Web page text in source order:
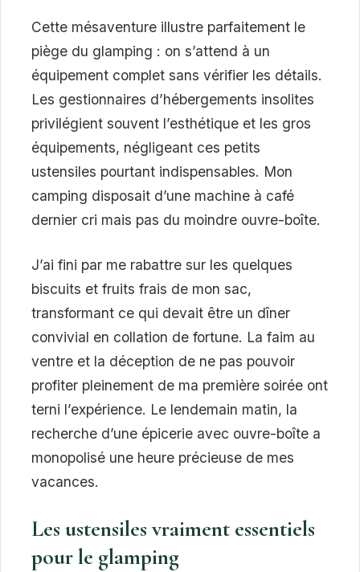
Cette mésaventure illustre parfaitement le
piège du glamping : on s’attend à un
équipement complet sans vérifier les détails.
Les gestionnaires d’hébergements insolites
privilégient souvent l’esthétique et les gros
équipements, négligeant ces petits
ustensiles pourtant indispensables. Mon
camping disposait d’une machine à café
dernier cri mais pas du moindre ouvre-boîte.
J’ai fini par me rabattre sur les quelques
biscuits et fruits frais de mon sac,
transformant ce qui devait être un dîner
convivial en collation de fortune. La faim au
ventre et la déception de ne pas pouvoir
profiter pleinement de ma première soirée ont
terni l’expérience. Le lendemain matin, la
recherche d’une épicerie avec ouvre-boîte a
monopolisé une heure précieuse de mes
vacances.
Les ustensiles vraiment essentiels
pour le glamping